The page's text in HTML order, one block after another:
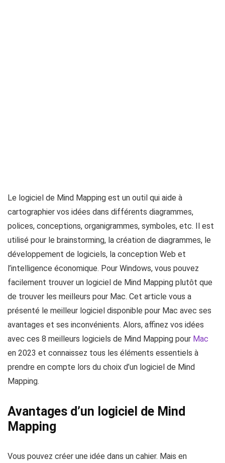
Le logiciel de Mind Mapping est un outil qui aide à
cartographier vos idées dans différents diagrammes,
polices, conceptions, organigrammes, symboles, etc. Il est
utilisé pour le brainstorming, la création de diagrammes, le
développement de logiciels, la conception Web et
l’intelligence économique. Pour Windows, vous pouvez
facilement trouver un logiciel de Mind Mapping plutôt que
de trouver les meilleurs pour Mac. Cet article vous a
présenté le meilleur logiciel disponible pour Mac avec ses
avantages et ses inconvénients. Alors, affinez vos idées
avec ces 8 meilleurs logiciels de Mind Mapping pour Mac
en 2023 et connaissez tous les éléments essentiels à
prendre en compte lors du choix d’un logiciel de Mind
Mapping.
Avantages d’un logiciel de Mind
Mapping
Vous pouvez créer une idée dans un cahier. Mais en